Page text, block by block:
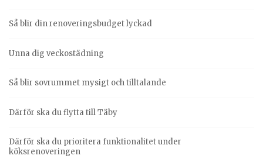
Så blir din renoveringsbudget lyckad
Unna dig veckostädning
Så blir sovrummet mysigt och tilltalande
Därför ska du flytta till Täby
Därför ska du prioritera funktionalitet under
köksrenoveringen